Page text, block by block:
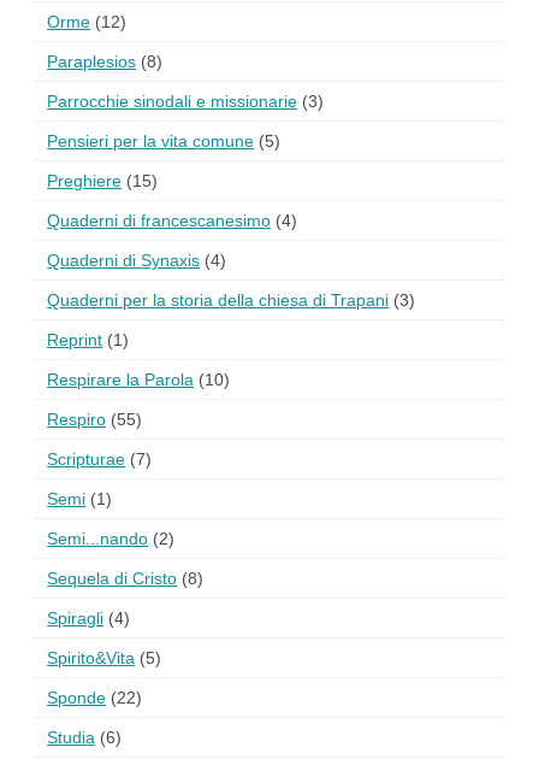
Orme (12)
Paraplesios (8)
Parrocchie sinodali e missionarie (3)
Pensieri per la vita comune (5)
Preghiere (15)
Quaderni di francescanesimo (4)
Quaderni di Synaxis (4)
Quaderni per la storia della chiesa di Trapani (3)
Reprint (1)
Respirare la Parola (10)
Respiro (55)
Scripturae (7)
Semi (1)
Semi...nando (2)
Sequela di Cristo (8)
Spiragli (4)
Spirito&Vita (5)
Sponde (22)
Studia (6)